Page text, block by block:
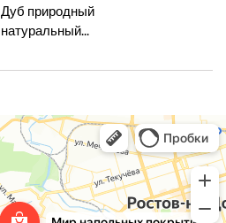
Дуб природный
натуральный...